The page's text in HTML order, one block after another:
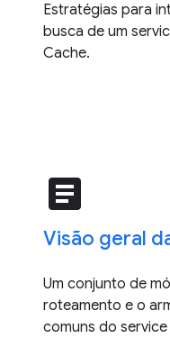
Estratégias para
busca de um
Cache.
article
Visão geral
Um conjunto de
roteamento e o
comuns do